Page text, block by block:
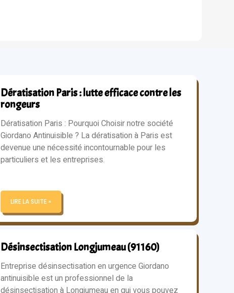
Dératisation Paris : lutte efficace contre les
rongeurs
Dératisation Paris : Pourquoi Choisir notre société
Giordano Antinuisible ? La dératisation à Paris est
devenue une nécessité incontournable pour les
particuliers et les entreprises.
LIRE LA SUITE »
Désinsectisation Longjumeau (91160)
Entreprise désinsectisation en urgence Giordano
antinuisible est un professionnel de la